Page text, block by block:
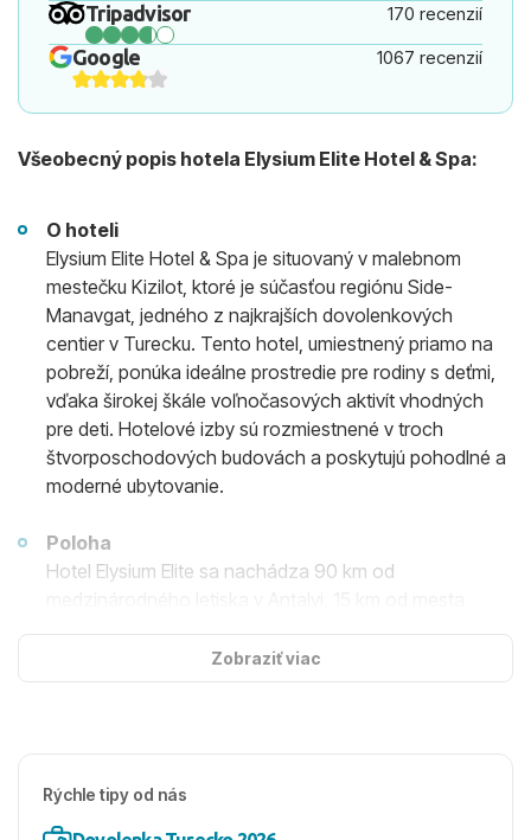
Tripadvisor 170 recenzií
Google 1067 recenzií
Všeobecný popis hotela Elysium Elite Hotel & Spa:
O hoteli
Elysium Elite Hotel & Spa je situovaný v malebnom
mestečku Kizilot, ktoré je súčasťou regiónu Side-
Manavgat, jedného z najkrajších dovolenkových
centier v Turecku. Tento hotel, umiestnený priamo na
pobreží, ponúka ideálne prostredie pre rodiny s deťmi,
vďaka širokej škále voľnočasových aktivít vhodných
pre deti. Hotelové izby sú rozmiestnené v troch
štvorposchodových budovách a poskytujú pohodlné a
moderné ubytovanie.
Poloha
Hotel Elysium Elite sa nachádza 90 km od
ktoré je zapísané v UNESCO. Kyvadlová doprava do
Elysium Elite Hotel & Spa ponúka rôzne typy izieb
vrátane štandardných izieb, rodinných izieb a izieb s
Zobraziť viac
Rýchle tipy od nás